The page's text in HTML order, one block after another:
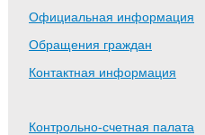
Официальная информация
Обращения граждан
Контактная информация
Контрольно-счетная палата